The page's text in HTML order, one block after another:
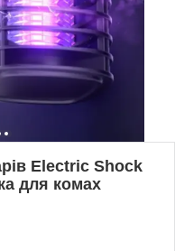
Electric Shock
для комах